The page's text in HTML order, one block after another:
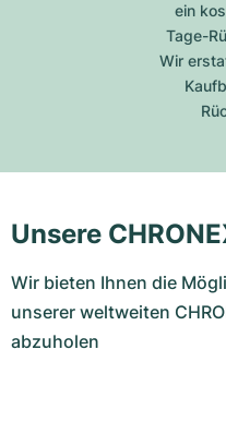
ein
Tage-
Wir
Unsere
Wir bieten Ihnen die
unserer weltweiten
abzuholen